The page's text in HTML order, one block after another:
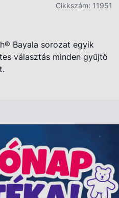
Cikkszám: 11951
Bayala sorozat egyik
választás minden gyűjtő